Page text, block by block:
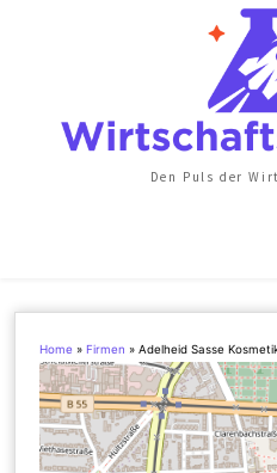
Den Puls der
Home » Firmen »Adelheid Sasse